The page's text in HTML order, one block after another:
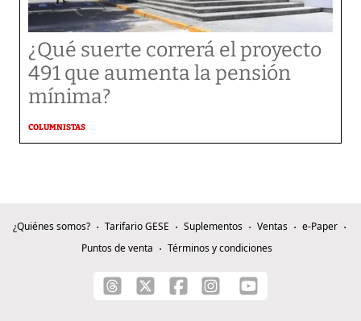
¿Qué suerte correrá el proyecto
491 que aumenta la pensión
mínima?
COLUMNISTAS
¿Quiénes somos? Tarifario GESE Suplementos Ventas
e-Paper
Puntos de venta
Términos y condiciones